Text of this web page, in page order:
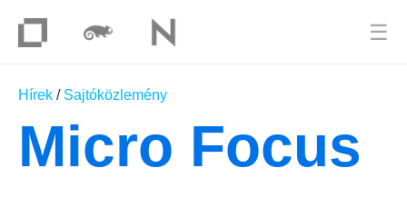
☰
Hírek / Sajtóközlemény
Micro Focus